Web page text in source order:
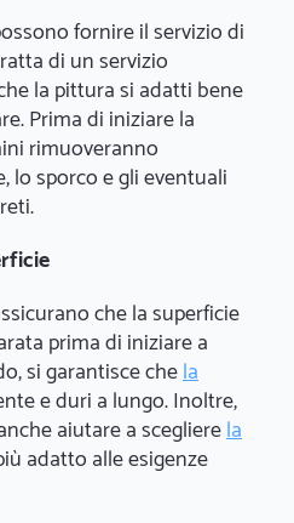
fornire il servizio di
di un servizio
la pittura si adatti bene
Prima di iniziare la
rimuoveranno
lo sporco e gli eventuali
che la superficie
prima di iniziare a
si garantisce chela
e duri a lungo. Inoltre,
aiutare a sceglierela
adatto alle esigenze